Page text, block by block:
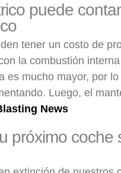
puede
tener un costo de
la combustión
es mucho mayor, por
Luego, el
News
próximo coche